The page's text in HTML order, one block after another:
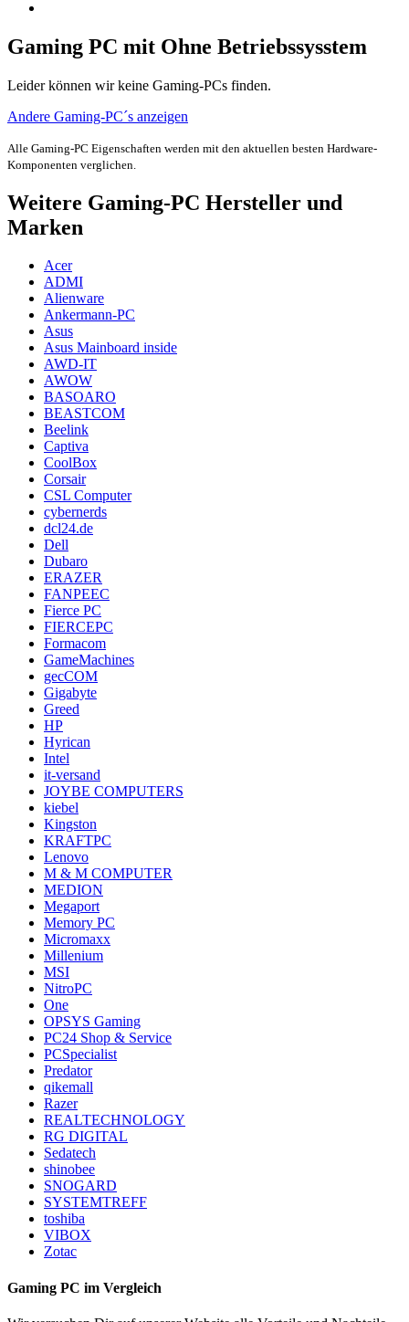
Gaming PC mit Ohne Betriebssysstem
Leider können wir keine Gaming-PCs finden.
Andere Gaming-PC´s anzeigen
Alle Gaming-PC Eigenschaften werden mit den aktuellen besten Hardware-
Komponenten verglichen.
Weitere Gaming-PC Hersteller und
Marken
Acer
ADMI
Alienware
Ankermann-PC
Asus
Asus Mainboard inside
AWD-IT
AWOW
BASOARO
BEASTCOM
Beelink
Captiva
CoolBox
Corsair
CSL Computer
cybernerds
dcl24.de
Dell
Dubaro
ERAZER
FANPEEC
Fierce PC
FIERCEPC
Formacom
GameMachines
gecCOM
Gigabyte
Greed
HP
Hyrican
Intel
it-versand
JOYBE COMPUTERS
kiebel
Kingston
KRAFTPC
Lenovo
M & M COMPUTER
MEDION
Megaport
Memory PC
Micromaxx
Millenium
MSI
NitroPC
One
OPSYS Gaming
PC24 Shop & Service
PCSpecialist
Predator
qikemall
Razer
REALTECHNOLOGY
RG DIGITAL
Sedatech
shinobee
SNOGARD
SYSTEMTREFF
toshiba
VIBOX
Zotac
Gaming PC im Vergleich